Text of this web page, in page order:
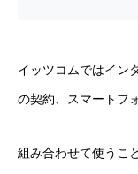
イッツコムではイン
の契約、スマートフ
組み合わせて使うこ